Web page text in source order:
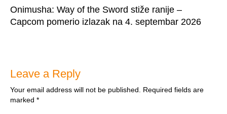
Onimusha: Way of the Sword stiže ranije –
Capcom pomerio izlazak na 4. septembar 2026
Leave a Reply
Your email address will not be published. Required fields are
marked *